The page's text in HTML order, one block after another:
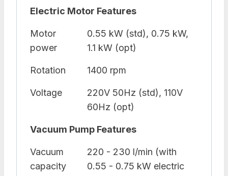
Electric Motor Features
Motor
power
0.55 kW (std), 0.75 kW,
1.1 kW (opt)
Rotation 1400 rpm
Voltage
220V 50Hz (std), 110V
60Hz (opt)
Vacuum Pump Features
Vacuum
capacity
220 - 230 l/min (with
0.55 - 0.75 kW electric